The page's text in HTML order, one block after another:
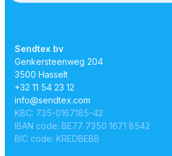
Sendtex bv
Genkersteenweg 204
3500 Hasselt
+32 11 54 23 12
info@sendtex.com
KBC: 735-0167185-42
IBAN code: BE77 7350 1671 8542
BIC code: KREDBEBB